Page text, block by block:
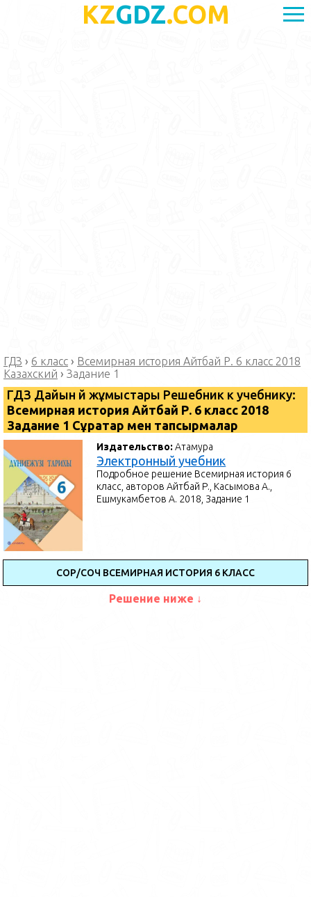
KZGDZ.COM
ГДЗ › 6 класс › Всемирная история Айтбай Р. 6 класс 2018
Казахский › Задание 1
ГДЗ Дайын үй жұмыстары Решебник к учебнику:
Всемирная история Айтбай Р. 6 класс 2018
Задание 1 Сұрақтар мен тапсырмалар
Издательство:Атамура
Электронный учебник
Подробное решение Всемирная история 6
класс, авторов Айтбай Р., Касымова А.,
Ешмукамбетов А. 2018, Задание 1
СОР/СОЧ ВСЕМИРНАЯ ИСТОРИЯ 6 КЛАСС
Решение ниже ↓